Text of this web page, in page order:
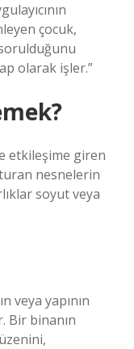
çocuk,
olarak işler.”
etkileşime giren
nesnelerin
soyut veya
veya yapının
Bir binanın